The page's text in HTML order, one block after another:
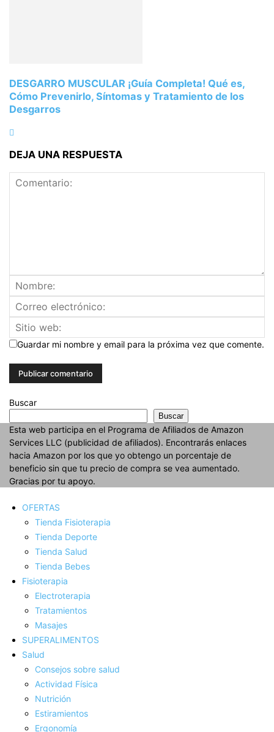
DESGARRO MUSCULAR ¡Guía Completa! Qué es,
Cómo Prevenirlo, Síntomas y Tratamiento de los
Desgarros
DEJA UNA RESPUESTA
Guardar mi nombre y email para la próxima vez que comente.
Buscar
Buscar
Esta web participa en el Programa de Afiliados de Amazon
Services LLC (publicidad de afiliados). Encontrarás enlaces
hacia Amazon por los que yo obtengo un porcentaje de
beneficio sin que tu precio de compra se vea aumentado.
Gracias por tu apoyo.
OFERTAS
Tienda Fisioterapia
Tienda Deporte
Tienda Salud
Tienda Bebes
Fisioterapia
Electroterapia
Tratamientos
Masajes
SUPERALIMENTOS
Salud
Consejos sobre salud
Actividad Fí­sica
Nutrición
Estiramientos
Ergonomí­a